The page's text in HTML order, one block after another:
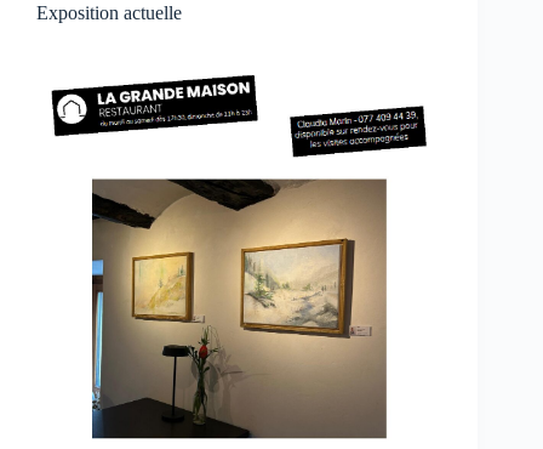
Exposition actuelle